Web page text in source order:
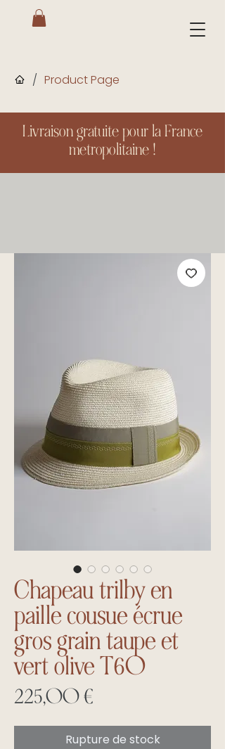
/ Product Page
Livraison gratuite pour la France
metropolitaine !
Chapeau trilby en
paille cousue écrue
gros grain taupe et
vert olive T60
225,00 €
Rupture de stock